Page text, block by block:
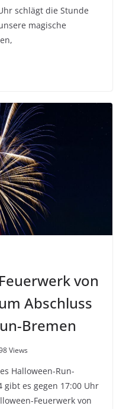
schlägt die Stunde
magische
von
Abschluss
Bremen
Views
Halloween-Run-
gibt es gegen 17:00 Uhr
Feuerwerk von